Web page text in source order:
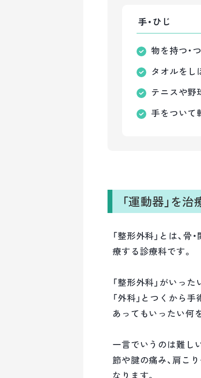
手・ひじ
物を持つ・
タオルをし
テニスや野
手をついて
「運動器」を
「整形外科」とは、
療する診療科です。
「整形外科」がいっ
「外科」とつくから
あってもいったい何
一言でいうのは難し
節や腱の痛み、肩こ
なります。